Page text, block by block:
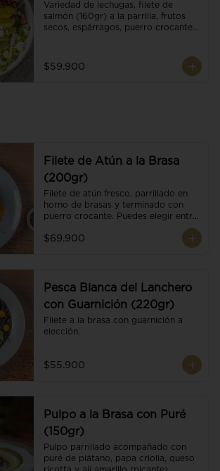
Variedad de lechugas, filete de
salmón (160gr) a la parrilla, frutos
secos, espárragos, puerro crocante,
$59.900
Filete de Atún a la Brasa
(200gr)
Filete de atún fresco, parrillado en
horno de brasas y terminado con
puerro crocante. Puedes elegir entre
$69.900
Pesca Blanca del Lanchero
con Guarnición (220gr)
Filete a la brasa con guarnición a
elección.
$55.900
Pulpo a la Brasa con Puré
(150gr)
Pulpo parrillado acompañado con
puré de plátano, papa criolla, queso